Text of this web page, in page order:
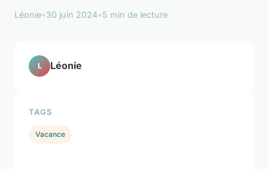
Léonie•30 juin 2024•5 min de lecture
L Léonie
TAGS
Vacance